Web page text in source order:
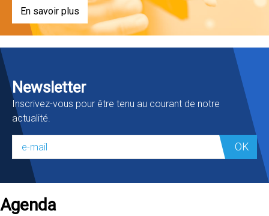
En savoir plus
Newsletter
Inscrivez-vous pour être tenu au courant de notre
actualité.
OK
Agenda